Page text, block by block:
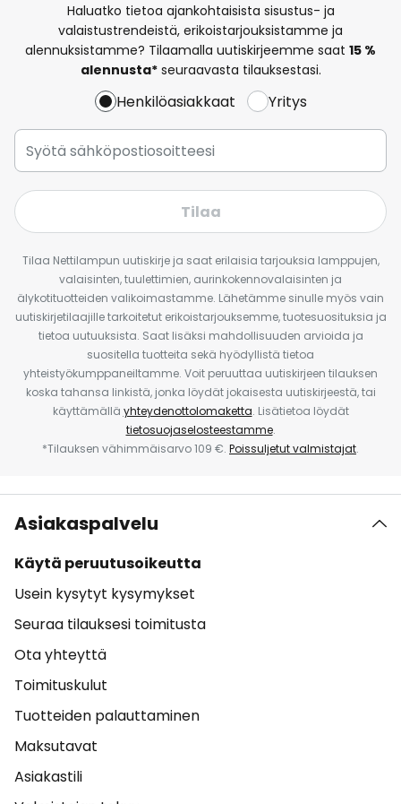
Haluatko tietoa ajankohtaisista sisustus- ja
valaistustrendeistä, erikoistarjouksistamme ja
alennuksistamme? Tilaamalla uutiskirjeemme saat 15 %
alennusta*seuraavasta tilauksestasi.
Henkilöasiakkaat Yritys
Tilaa
Tilaa Nettilampun uutiskirje ja saat erilaisia tarjouksia lamppujen,
valaisinten, tuulettimien, aurinkokennovalaisinten ja
älykotituotteiden valikoimastamme. Lähetämme sinulle myös vain
uutiskirjetilaajille tarkoitetut erikoistarjouksemme, tuotesuosituksia ja
tietoa uutuuksista. Saat lisäksi mahdollisuuden arvioida ja
suositella tuotteita sekä hyödyllistä tietoa
yhteistyökumppaneiltamme. Voit peruuttaa uutiskirjeen tilauksen
koska tahansa linkistä, jonka löydät jokaisesta uutiskirjeestä, tai
käyttämällä yhteydenottolomaketta. Lisätietoa löydät
tietosuojaselosteestamme.
*Tilauksen vähimmäisarvo 109 €. Poissuljetut valmistajat.
Asiakaspalvelu
Käytä peruutusoikeutta
Usein kysytyt kysymykset
Seuraa tilauksesi toimitusta
Ota yhteyttä
Toimituskulut
Tuotteiden palauttaminen
Maksutavat
Asiakastili